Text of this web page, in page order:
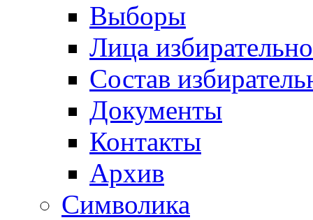
Выборы
Лица
Состав
Документы
Контакты
Архив
Символика